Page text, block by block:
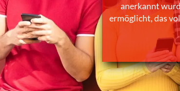
anerkannt
ermöglicht, das